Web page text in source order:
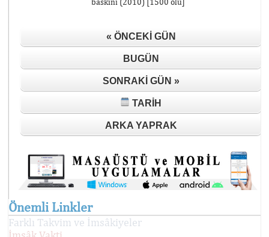
« ÖNCEKI GÜN
BUGÜN
SONRAKI GÜN »
TARIH
ARKA YAPRAK
Önemli Linkler
Farklı Takvim ve İmsâkiyeler